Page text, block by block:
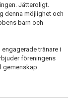
Jätteroligt.
denna möjlighet och
barn och
tränare i
föreningens
gemenskap.